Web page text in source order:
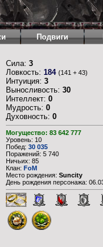
Подвиги
Сила: 3
Ловкость: 184 (141 + 43)
Интуиция: 3
Выносливость: 30
Интеллект: 0
Мудрость: 0
Духовность: 0
Могущество: 83 642 777
Уровень: 10
Побед: 30 035
Поражений: 5 740
Ничьих: 85
Клан: FoM
Место рождения: Suncity
День рождения персонажа: